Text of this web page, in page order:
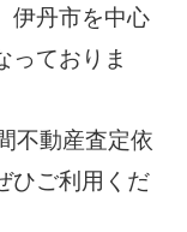
伊丹市を中心
っておりま
不動産査定依
ひご利用くだ